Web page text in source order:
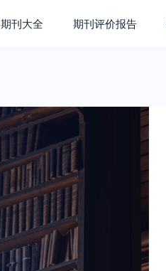
期刊大全 期刊评价报告